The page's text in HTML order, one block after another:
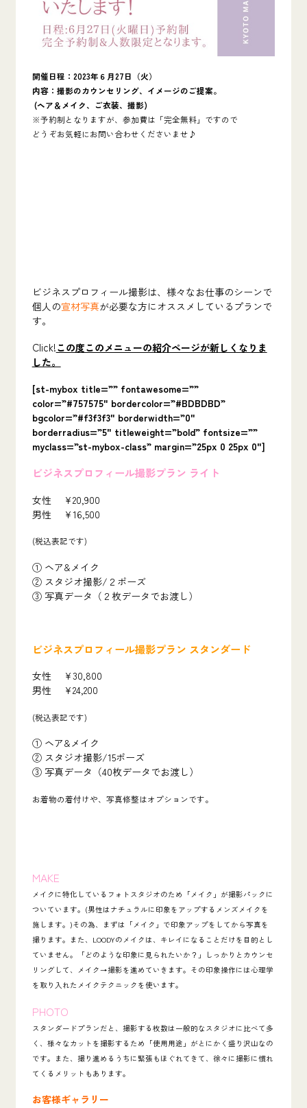
開催日程：2023年６月27日（火）
内容：撮影のカウンセリング、イメージのご提案。
(ヘア＆メイク、ご衣装、撮影)
※予約制となりますが、参加費は「完全無料」ですので
どうぞお気軽にお問い合わせくださいませ♪
ビジネスプロフィール撮影は、 様々なお仕事のシーンで
個人の宣材写真が必要な方にオススメしているプランで
す。
Click!この度このメニューの紹介ページが新しくなりま
した。
[st-mybox title=”” fontawesome=””
color=”#757575″ bordercolor=”#BDBDBD”
bgcolor=”#f3f3f3″ borderwidth=”0″
borderradius=”5″ titleweight=”bold” fontsize=””
myclass=”st-mybox-class” margin=”25px 0 25px 0″]
ビジネスプロフィール撮影プラン ライト
女性 ¥20,900
男性 ¥16,500
(税込表記です)
① ヘア&メイク
② スタジオ撮影/２ポーズ
③ 写真データ（２枚データでお渡し）
ビジネスプロフィール撮影プラン スタンダード
女性 ¥30,800
男性 ¥24,200
(税込表記です)
① ヘア&メイク
② スタジオ撮影/15ポーズ
③ 写真データ（40枚データでお渡し）
お着物の着付けや、写真修整はオプションです。
MAKE
メイクに特化しているフォトスタジオのため「メイク」が撮影パックに
ついています。(男性はナチュラルに印象をアップするメンズメイクを
施します。)その為、まずは「メイク」で印象アップをしてから写真を
撮ります。また、LOODYのメイクは、キレイになることだけを目的とし
ていません。「どのような印象に見られたいか？」しっかりとカウンセ
リングして、メイク→撮影を進めていきます。その印象操作には心理学
を取り入れたメイクテクニックを使います。
PHOTO
スタンダードプランだと、撮影する枚数は一般的なスタジオに比べて多
く、様々なカットを撮影するため 「使用用途」がとにかく盛り沢山なの
です。また、撮り進めるうちに緊張もほぐれてきて、徐々に撮影に慣れ
てくるメリットもあります。
お客様ギャラリー